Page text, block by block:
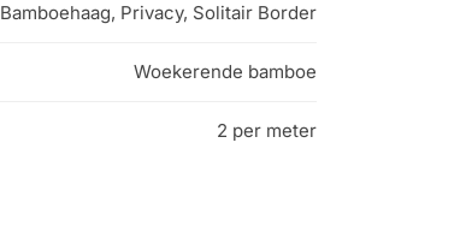
Bamboehaag, Privacy, Solitair Border
Woekerende bamboe
2 per meter